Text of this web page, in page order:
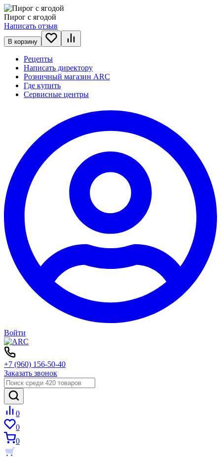
Пирог с ягодой
Написать отзыв
В корзину
Рецепты
Написать директору
Розничный магазин ARC
Где купить
Сервисные центры
Войти
+7 (960) 156-50-40
Заказать звонок
0
0
0